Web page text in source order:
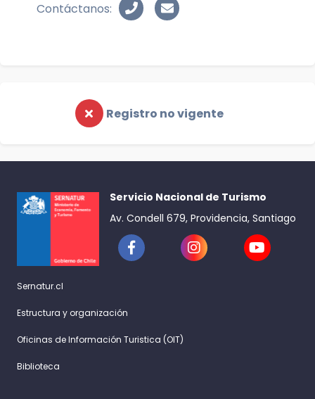
Contáctanos:
Registro no vigente
Servicio Nacional de Turismo
Av. Condell 679, Providencia, Santiago
Sernatur.cl
Estructura y organización
Oficinas de Información Turistica (OIT)
Biblioteca